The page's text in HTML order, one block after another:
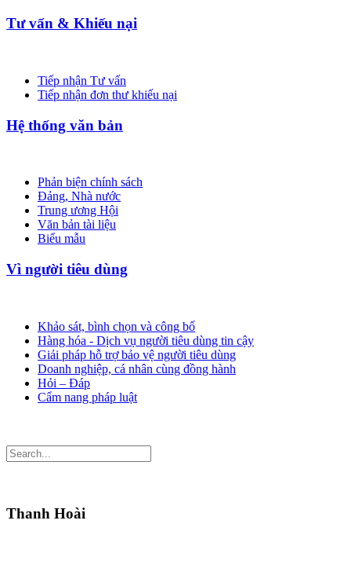
Tư vấn & Khiếu nại
Tiếp nhận Tư vấn
Tiếp nhận đơn thư khiếu nại
Hệ thống văn bản
Phản biện chính sách
Đảng, Nhà nước
Trung ương Hội
Văn bản tài liệu
Biểu mẫu
Vì người tiêu dùng
Khảo sát, bình chọn và công bố
Hàng hóa - Dịch vụ người tiêu dùng tin cậy
Giải pháp hỗ trợ bảo vệ người tiêu dùng
Doanh nghiệp, cá nhân cùng đồng hành
Hỏi – Đáp
Cẩm nang pháp luật
Thanh Hoài